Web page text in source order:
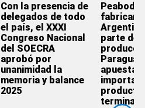
Con la presencia de
delegados de todo
el país, el XXXI
Congreso Nacional
del SOECRA
aprobó por
unanimidad la
memoria y balance
2025
Peabody
fabricar
parte de
apuesta
importar